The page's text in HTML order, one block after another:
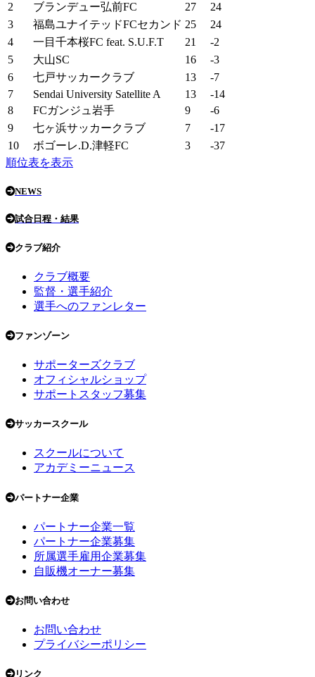
2
ブランデュー弘前FC 27
24
3
福島ユナイテッドFCセカンド 25
24
4
一目千本桜FC feat. S.U.F.T 21
-2
5
大山SC 16
-3
6
七戸サッカークラブ 13
-7
7
Sendai University Satellite A 13
-14
8
FCガンジュ岩手 9
-6
9
七ヶ浜サッカークラブ 7
-17
10
ボゴーレ.D.津軽FC 3
-37
順位表を表示
NEWS
試合日程・結果
クラブ紹介
クラブ概要
監督・選手紹介
選手へのファンレター
ファンゾーン
サポーターズクラブ
オフィシャルショップ
サポートスタッフ募集
サッカースクール
スクールについて
アカデミーニュース
パートナー企業
パートナー企業一覧
パートナー企業募集
所属選手雇用企業募集
自販機オーナー募集
お問い合わせ
お問い合わせ
プライバシーポリシー
リンク